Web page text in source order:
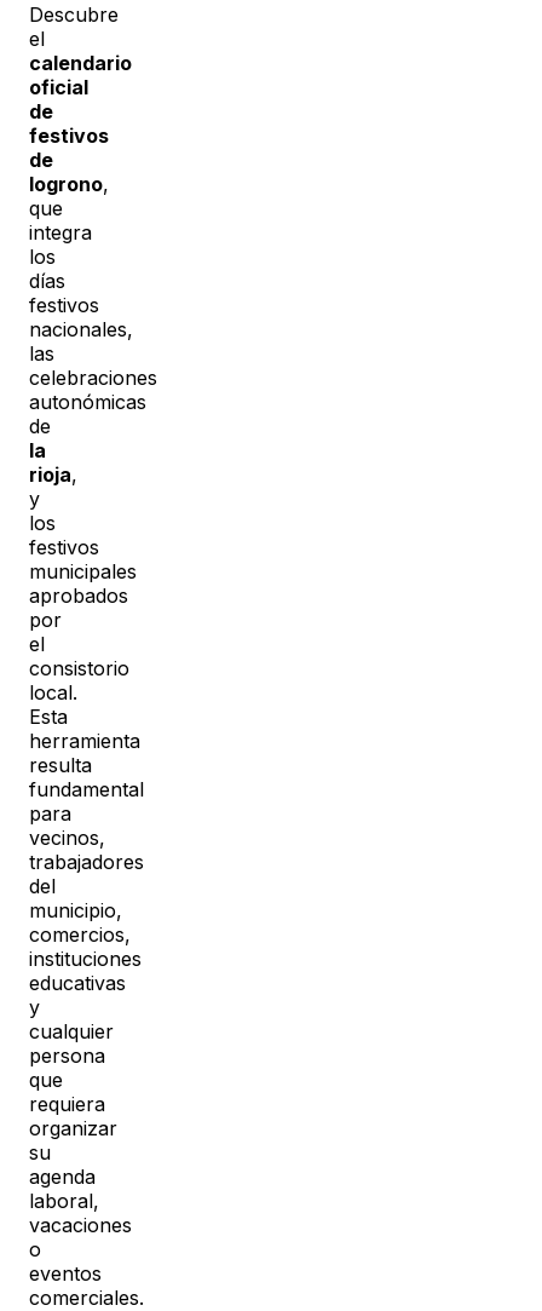
Descubre
el
calendario
oficial
de
festivos
de
logrono,
que
integra
los
días
festivos
nacionales,
las
celebraciones
autonómicas
de
la
rioja,
y
los
festivos
municipales
aprobados
por
el
consistorio
local.
Esta
herramienta
resulta
fundamental
para
vecinos,
trabajadores
del
municipio,
comercios,
instituciones
educativas
y
cualquier
persona
que
requiera
organizar
su
agenda
laboral,
vacaciones
o
eventos
comerciales.